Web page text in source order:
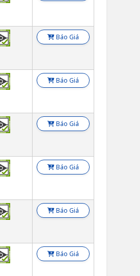
Báo Giá
Báo Giá
Báo Giá
Báo Giá
Báo Giá
Báo Giá